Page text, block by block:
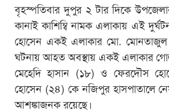
বৃহস্পতিবার দুপুর ২ টার দিকে
কানাই কাশিম্বি নামক এলাকায় এই
হোসেন একই এলাকার মো. মোনতাজুল
ঘটনায় আহত অবস্থায় একই এলাকার
মেহেদি হাসান (১৮) ও ফেরদৌস
হোসেন (২৪) কে নজিপুর হাসপাতালে
আশঙ্কাজনক রয়েছে।